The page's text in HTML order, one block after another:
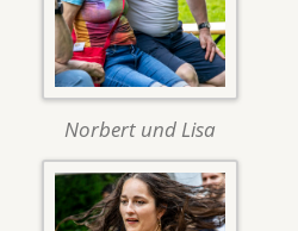
Norbert und Lisa